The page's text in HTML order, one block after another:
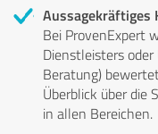
Aussagekräftiges
Bei ProvenExpert
Dienstleisters
Beratung)
Überblick über die
in allen Bereichen.